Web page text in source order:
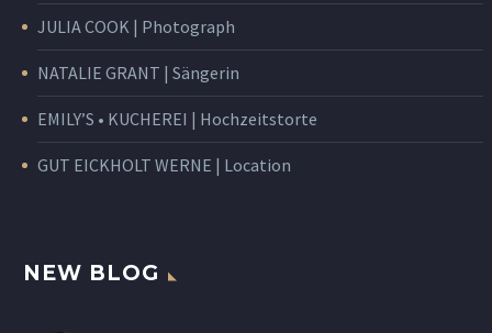
JULIA COOK | Photograph
NATALIE GRANT | Sängerin
EMILY’S • KUCHEREI | Hochzeitstorte
GUT EICKHOLT WERNE | Location
NEW BLOG